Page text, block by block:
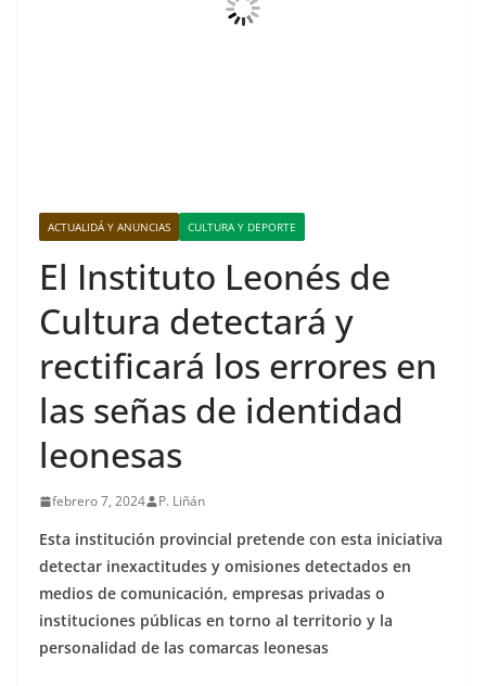
ACTUALIDÁ Y ANUNCIAS CULTURA Y DEPORTE
El Instituto Leonés de
Cultura detectará y
rectificará los errores en
las señas de identidad
leonesas
febrero 7, 2024 P. Liñán
Esta institución provincial pretende con esta iniciativa
detectar inexactitudes y omisiones detectados en
medios de comunicación, empresas privadas o
instituciones públicas en torno al territorio y la
personalidad de las comarcas leonesas